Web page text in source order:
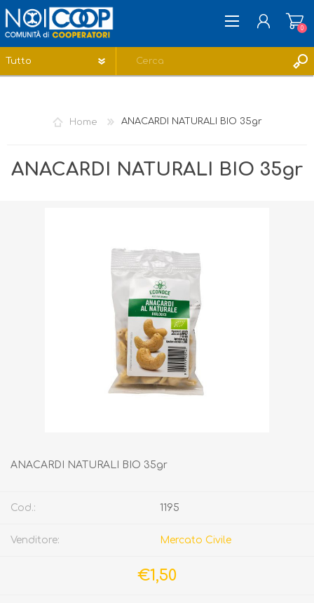
LISTA DEI DESIDERI
0
Home ANACARDI NATURALI BIO 35gr
ANACARDI NATURALI BIO 35gr
ANACARDI NATURALI BIO 35gr
Cod.: 1195
Venditore: Mercato Civile
€1,50